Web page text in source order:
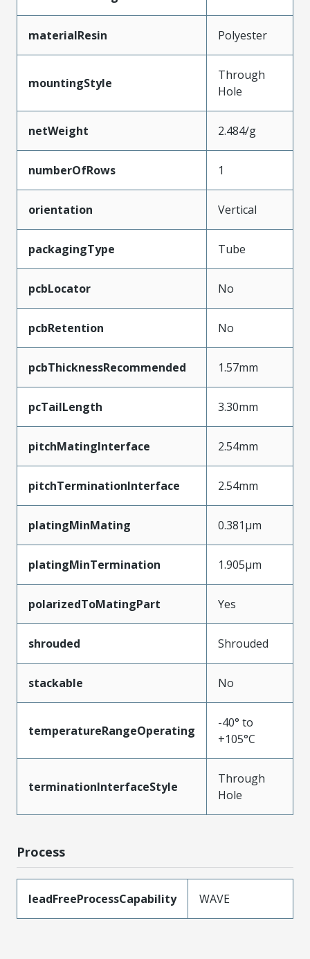
materialResin Polyester
mountingStyle
Through
Hole
netWeight 2.484/g
numberOfRows 1
orientation Vertical
packagingType Tube
pcbLocator No
pcbRetention No
pcbThicknessRecommended 1.57mm
pcTailLength 3.30mm
pitchMatingInterface 2.54mm
pitchTerminationInterface 2.54mm
platingMinMating 0.381µm
platingMinTermination 1.905µm
polarizedToMatingPart Yes
shrouded Shrouded
stackable No
temperatureRangeOperating
-40° to
+105°C
terminationInterfaceStyle
Through
Hole
Process
leadFreeProcessCapability WAVE